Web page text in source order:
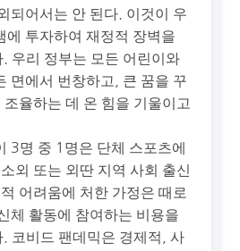
되어서는 안 된다. 이것이 우
에 투자하여 재정적 장벽을
우리 정부는 모든 어린이와
면에서 번창하고, 큰 꿈을 꾸
조율하는 데 온 힘을 기울이고
3명 중 1명은 단체 스포츠에
외 또는 외딴 지역 사회 출신
어려움에 처한 가정은 때로
체 활동에 참여하는 비용을
코비드 팬데믹은 경제적, 사